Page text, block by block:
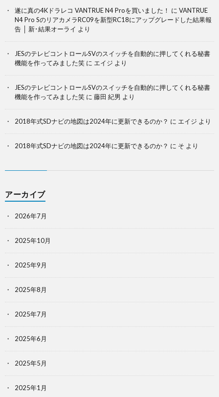
遂に真の4Kドラレコ VANTRUE N4 Proを買いました！ に VANTRUE
N4 Pro SのリアカメラRC09を新型RC18にアップグレードした結果報
告 │ 新･結果オーライ より
JESのテレビコントロールSVのスイッチを自動的に押してくれる秘書
機能を作ってみました笑 に エイジ より
JESのテレビコントロールSVのスイッチを自動的に押してくれる秘書
機能を作ってみました笑 に 藤田 紀男 より
2018年式SDナビの地図は2024年に更新できるのか？ に エイジ より
2018年式SDナビの地図は2024年に更新できるのか？ に そ より
アーカイブ
2026年7月
2025年10月
2025年9月
2025年8月
2025年7月
2025年6月
2025年5月
2025年1月